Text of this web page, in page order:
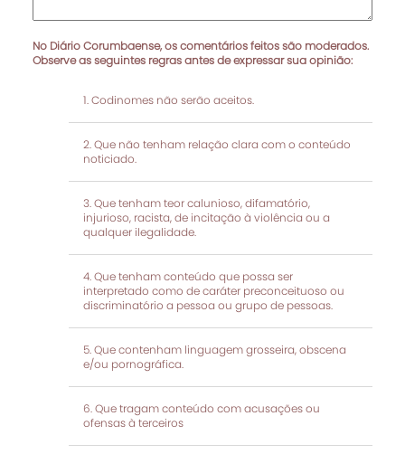
No Diário Corumbaense, os comentários feitos são moderados.
Observe as seguintes regras antes de expressar sua opinião:
Codinomes não serão aceitos.
Que não tenham relação clara com o conteúdo
noticiado.
Que tenham teor calunioso, difamatório,
injurioso, racista, de incitação à violência ou a
qualquer ilegalidade.
Que tenham conteúdo que possa ser
interpretado como de caráter preconceituoso ou
discriminatório a pessoa ou grupo de pessoas.
Que contenham linguagem grosseira, obscena
e/ou pornográfica.
Que tragam conteúdo com acusações ou
ofensas à terceiros